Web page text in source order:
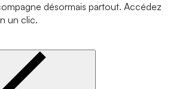
désormais partout. Accédez
un clic.